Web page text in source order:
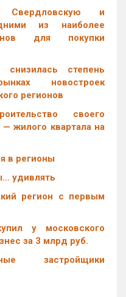
Свердловскую и
из наиболее
для покупки
степень
новостроек
регионов
своего
жилого квартала на
в регионы
удивлять
регион с первым
у московского
за 3 млрд руб.
застройщики